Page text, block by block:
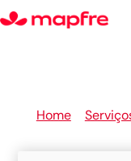
Home>